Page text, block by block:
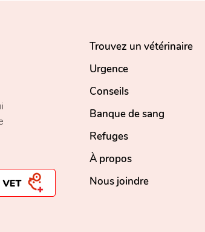
Trouvez un vétérinaire
Urgence
Conseils
Banque de sang
Refuges
À propos
Nous joindre